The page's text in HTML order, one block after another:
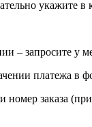
укажите
– запросите у
платежа в
номер заказа